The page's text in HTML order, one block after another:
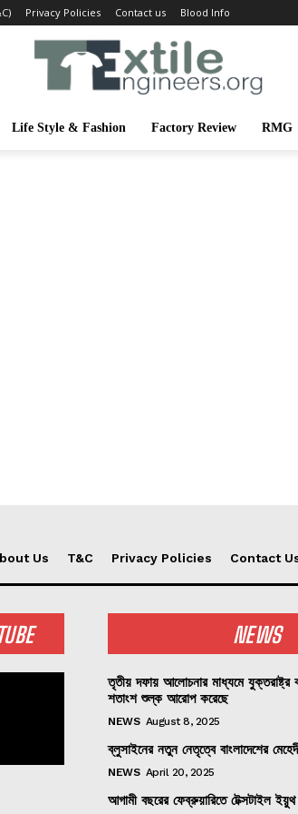
Privacy Policies Contact us Blood Info
Life Style & Fashion Factory Review RMG
Us T&C Privacy Policies Contact
NEWS
তৃতীয় দফায় আলোচনার মাধ্যমে যুক্তরাষ্ট্র
শতাংশ শুল্ক আরোপ করেছে
NEWS August 8, 2025
ব্লুসাইনের নতুন নেতৃত্বে বাংলাদেশের
NEWS April 20, 2025
আগামী বছরের ফেব্রুয়ারিতে টেক্সটাইল ইয়ুথ